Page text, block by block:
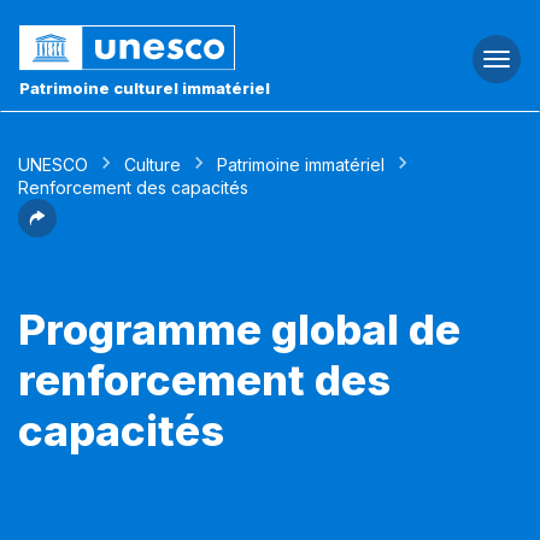
Patrimoine culturel immatériel
UNESCO Culture
Patrimoine immatériel
Renforcement des capacités
Programme global de
renforcement des
capacités